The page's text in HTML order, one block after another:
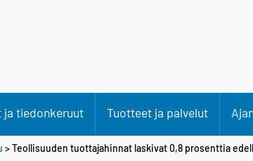
ja tiedonkeruut Tuotteet ja palvelut
> Teollisuuden tuottajahinnat laskivat 0,8 prosenttia